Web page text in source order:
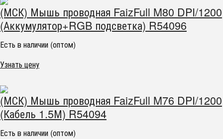
(МСК) Мышь проводная FaizFull M80 DPI/1200
(Аккумулятор+RGB подсветка) R54096
Есть в наличии (оптом)
Узнать цену
(МСК) Мышь проводная FaizFull M76 DPI/1200
(Кабель 1.5М) R54094
Есть в наличии (оптом)